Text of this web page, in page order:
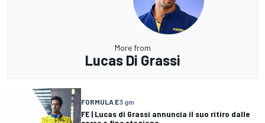
More from
Lucas Di Grassi
FORMULA E3 gm
FE | Lucas di Grassi annuncia il suo ritiro dalle